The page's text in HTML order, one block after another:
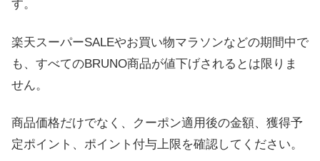
す。
楽天スーパーSALEやお買い物マラソンなどの期間中で
も、すべてのBRUNO商品が値下げされるとは限りま
せん。
商品価格だけでなく、クーポン適用後の金額、獲得予
定ポイント、ポイント付与上限を確認してください。